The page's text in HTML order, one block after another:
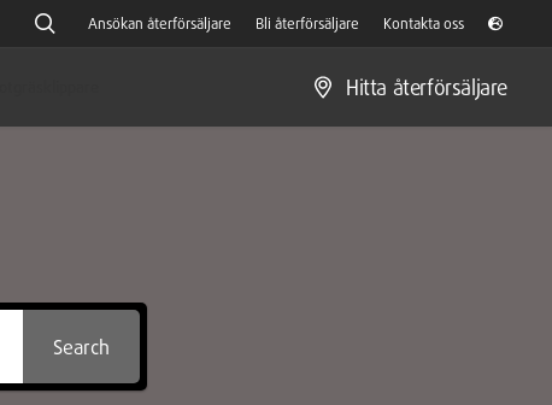
Ansökan återförsäljare Bli återförsäljare Kontakta oss
Hitta återförsäljare
Search